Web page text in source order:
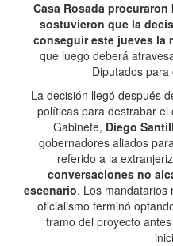
Casa Rosada
sostuvieron que la
conseguir este jueves la
que luego deberá
Diputados
La decisión llegó después
políticas para destrabar el
Gabinete, Diego
gobernadores aliados
referido a la
conversaciones no
escenario. Los mandatarios
oficialismo terminó
tramo del proyecto